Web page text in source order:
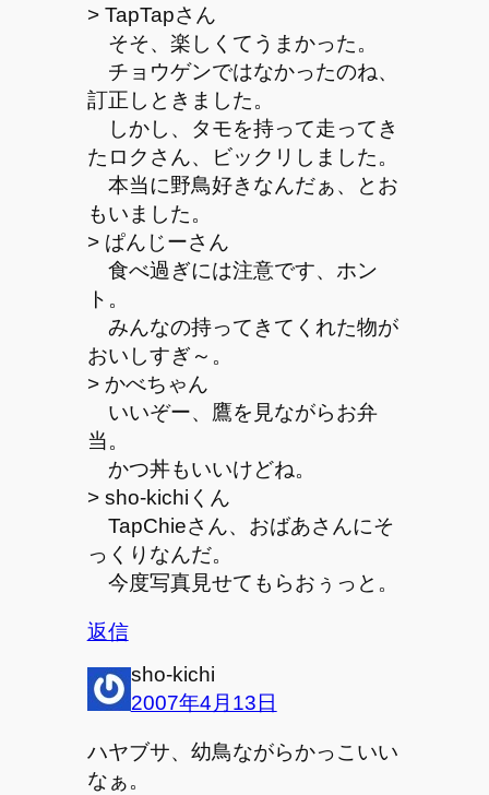
> TapTapさん
そそ、楽しくてうまかった。
チョウゲンではなかったのね、
訂正しときました。
しかし、タモを持って走ってき
たロクさん、ビックリしました。
本当に野鳥好きなんだぁ、とお
もいました。
> ぱんじーさん
食べ過ぎには注意です、ホン
ト。
みんなの持ってきてくれた物が
おいしすぎ～。
> かべちゃん
いいぞー、鷹を見ながらお弁
当。
かつ丼もいいけどね。
> sho-kichiくん
TapChieさん、おばあさんにそ
っくりなんだ。
今度写真見せてもらおぅっと。
返信
sho-kichi
2007年4月13日
ハヤブサ、幼鳥ながらかっこいい
なぁ。